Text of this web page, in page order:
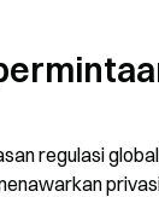
regulasi